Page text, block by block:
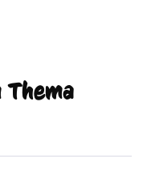
Thema